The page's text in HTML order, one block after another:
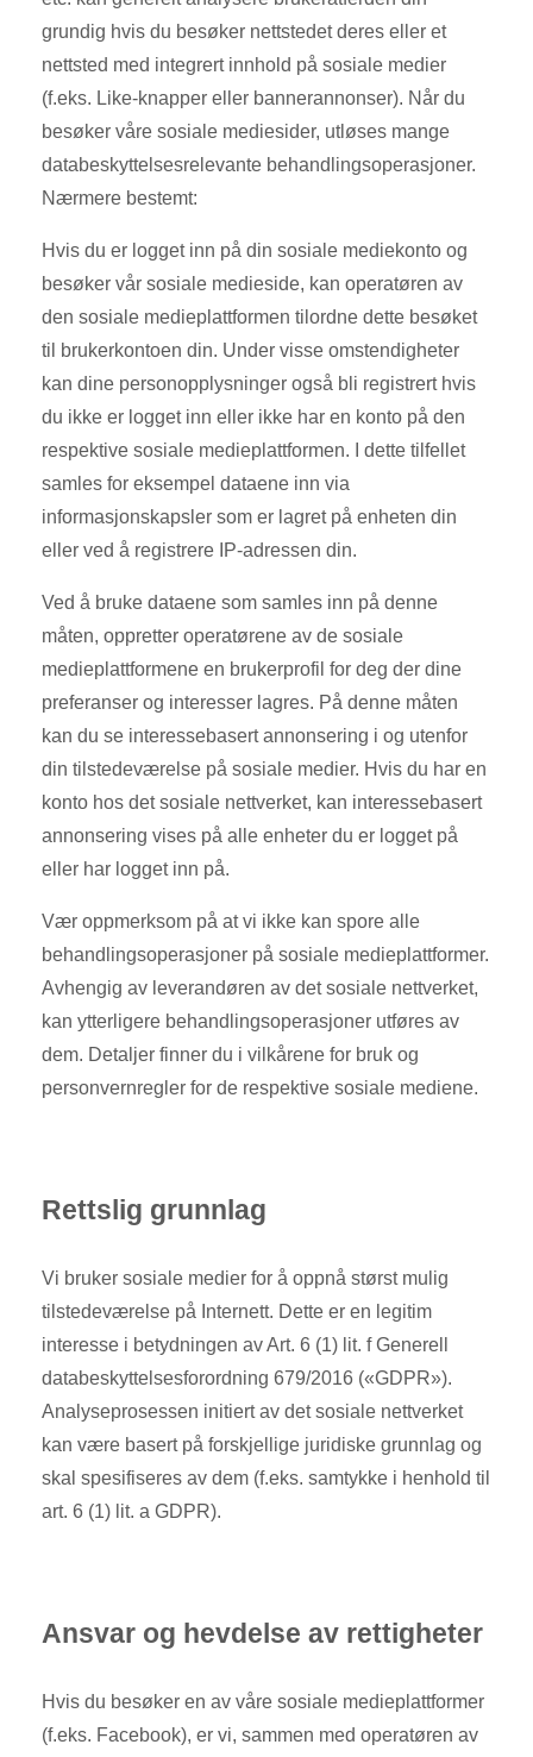
grundig hvis du besøker nettstedet deres eller et
nettsted med integrert innhold på sosiale medier
(f.eks. Like-knapper eller bannerannonser). Når du
besøker våre sosiale mediesider, utløses mange
databeskyttelsesrelevante behandlingsoperasjoner.
Nærmere bestemt:
Hvis du er logget inn på din sosiale mediekonto og
besøker vår sosiale medieside, kan operatøren av
den sosiale medieplattformen tilordne dette besøket
til brukerkontoen din. Under visse omstendigheter
kan dine personopplysninger også bli registrert hvis
du ikke er logget inn eller ikke har en konto på den
respektive sosiale medieplattformen. I dette tilfellet
samles for eksempel dataene inn via
informasjonskapsler som er lagret på enheten din
eller ved å registrere IP-adressen din.
Ved å bruke dataene som samles inn på denne
måten, oppretter operatørene av de sosiale
medieplattformene en brukerprofil for deg der dine
preferanser og interesser lagres. På denne måten
kan du se interessebasert annonsering i og utenfor
din tilstedeværelse på sosiale medier. Hvis du har en
konto hos det sosiale nettverket, kan interessebasert
annonsering vises på alle enheter du er logget på
eller har logget inn på.
Vær oppmerksom på at vi ikke kan spore alle
behandlingsoperasjoner på sosiale medieplattformer.
Avhengig av leverandøren av det sosiale nettverket,
kan ytterligere behandlingsoperasjoner utføres av
dem. Detaljer finner du i vilkårene for bruk og
personvernregler for de respektive sosiale mediene.
Rettslig grunnlag
Vi bruker sosiale medier for å oppnå størst mulig
tilstedeværelse på Internett. Dette er en legitim
interesse i betydningen av Art. 6 (1) lit. f Generell
databeskyttelsesforordning 679/2016 («GDPR»).
Analyseprosessen initiert av det sosiale nettverket
kan være basert på forskjellige juridiske grunnlag og
skal spesifiseres av dem (f.eks. samtykke i henhold til
art. 6 (1) lit. a GDPR).
Ansvar og hevdelse av rettigheter
Hvis du besøker en av våre sosiale medieplattformer
(f.eks. Facebook), er vi, sammen med operatøren av